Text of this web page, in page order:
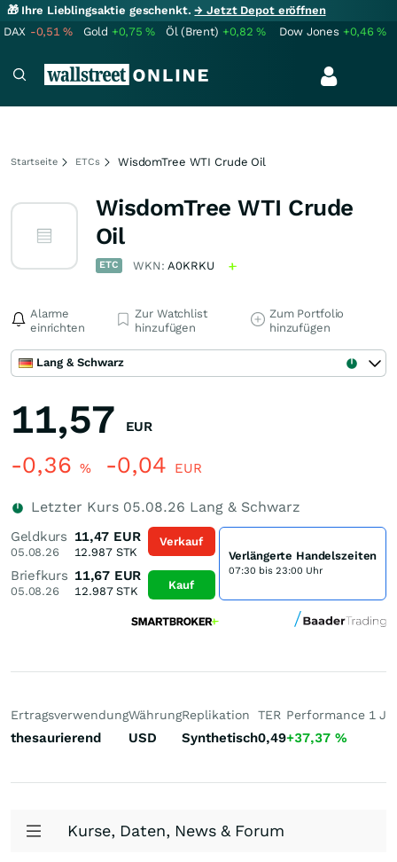
🎁 Ihre Lieblingsaktie geschenkt.→ Jetzt Depot eröffnen
DAX -0,51% Gold +0,75% Öl (Brent) +0,82% Dow Jones +0,46%
Startseite ETCs WisdomTree WTI Crude Oil
WisdomTree WTI Crude
Oil
ETC WKN:A0KRKU
Alarme
einrichten
Zur Watchlist
hinzufügen
Zum Portfolio
hinzufügen
Lang & Schwarz
11,57 EUR
-0,36 % -0,04 EUR
Letzter Kurs 05.08.26 Lang & Schwarz
Geldkurs
05.08.26
11,47 EUR
12.987STK
Briefkurs
05.08.26
11,67 EUR
12.987STK
Verkauf
Kauf
Verlängerte Handelszeiten
07:30 bis 23:00 Uhr
Ertragsverwendung
thesaurierend
Währung
USD
Replikation
Synthetisch
TER
0,49
Performance 1 J
+37,37 %
Kurse, Daten, News & Forum